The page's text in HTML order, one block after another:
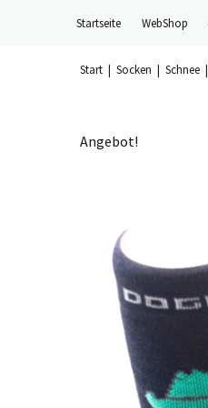
Startseite WebShop
Start | Socken | Schnee |
Angebot!